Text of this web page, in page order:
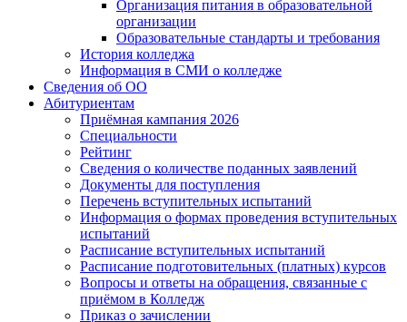
Организация питания в образовательной
организации
Образовательные стандарты и требования
История колледжа
Информация в СМИ о колледже
Сведения об ОО
Абитуриентам
Приёмная кампания 2026
Специальности
Рейтинг
Сведения о количестве поданных заявлений
Документы для поступления
Перечень вступительных испытаний
Информация о формах проведения вступительных
испытаний
Расписание вступительных испытаний
Расписание подготовительных (платных) курсов
Вопросы и ответы на обращения, связанные с
приёмом в Колледж
Приказ о зачислении